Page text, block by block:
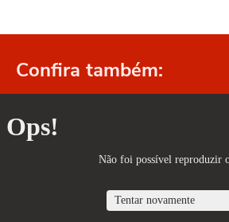
Confira também: